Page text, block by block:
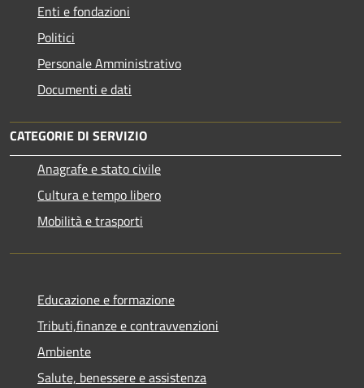
Enti e fondazioni
Politici
Personale Amministrativo
Documenti e dati
CATEGORIE DI SERVIZIO
Anagrafe e stato civile
Cultura e tempo libero
Mobilità e trasporti
Educazione e formazione
Tributi,finanze e contravvenzioni
Ambiente
Salute, benessere e assistenza